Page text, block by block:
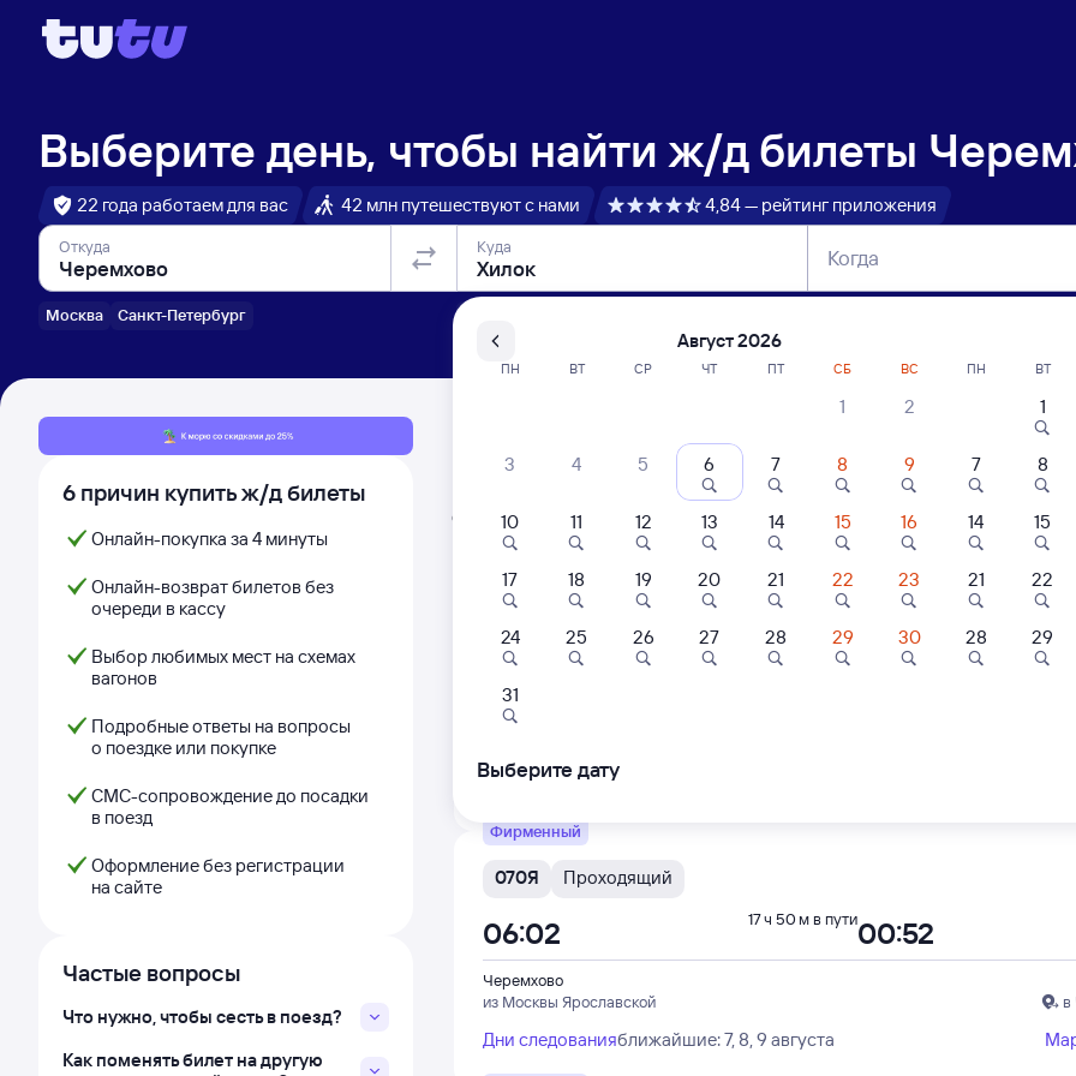
Выберите день, чтобы найти ж/д билеты
22 года работаем для вас 42 млн путешествуют с нами 4,84 — рейтинг приложения
Откуда
Москва Санкт-Петербург
Куда Когда
6 причин купить ж/д билеты
Онлайн-покупка за 4 минуты
Онлайн-возврат билетов без
очереди в кассу
Выбор любимых мест на схемах
вагонов
Подробные ответы на вопросы
о поездке или покупке
СМС-сопровождение до посадки
в поезд
Оформление без регистрации
на сайте
Частые вопросы
Что нужно, чтобы сесть в поезд?
Как поменять билет на другую
Расписание поездов Черемхово — Хилок
Расписание поездов Хилок — Черемхово
Открыта продажа билетов на 4 ноября. Отправление и прибытие по местному
Самый быстрый
010Н Проходящий
Черемхово
из Москвы Ярославской
05:52 23:30
Дни следованияближайшие: 7, 8, 9 августа
Фирменный
070Я Проходящий
Черемхово
из Москвы Ярославской
в
06:02 00:52
17 ч 50 м в пути
Дни следованияближайшие: 7, 8, 9 августа
Август 2026
ПН ВТ СР ЧТ ПТ СБ ВС
1 2
3 4 5 6 7 8 9
10 11 12 13 14 15 16
17 18 19 20 21 22 23
24 25 26 27 28 29 30
31
ПН ВТ
1
7 8
14 15
21 22
28 29
Выберите дату